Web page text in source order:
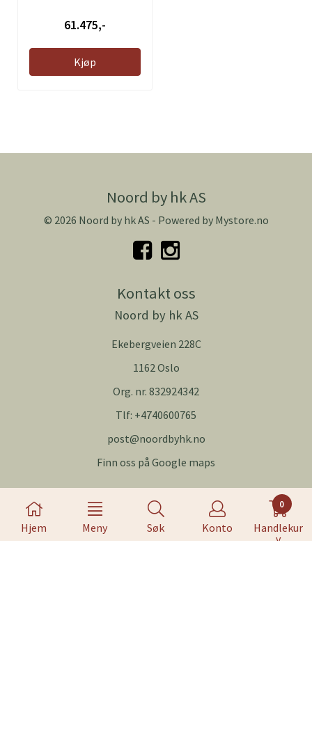
Hjem Meny Søk Konto
0
Handlekur
v
61.475,-
Kjøp
Noord by hk AS
© 2026 Noord by hk AS - Powered by Mystore.no
Kontakt oss
Noord by hk AS
Ekebergveien 228C
1162 Oslo
Org. nr. 832924342
Tlf: +4740600765
post@noordbyhk.no
Finn oss på Google maps
Kundeservice
Forsendelse og retur